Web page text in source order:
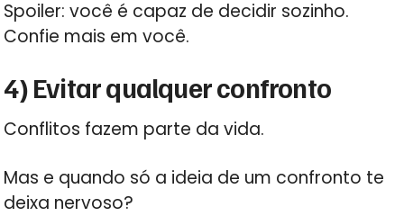
Spoiler: você é capaz de decidir sozinho.
Confie mais em você.
4) Evitar qualquer confronto
Conflitos fazem parte da vida.
Mas e quando só a ideia de um confronto te
deixa nervoso?